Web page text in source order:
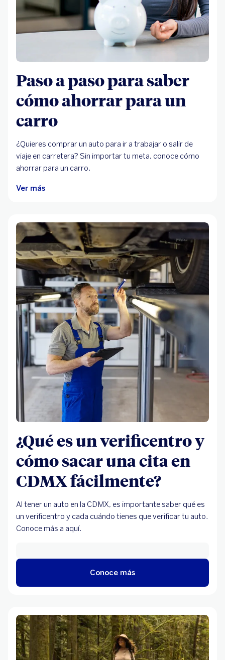
Paso a paso para saber
cómo ahorrar para un
carro
¿Quieres comprar un auto para ir a trabajar o salir de
viaje en carretera? Sin importar tu meta, conoce cómo
ahorrar para un carro.
Ver más
¿Qué es un verificentro y
cómo sacar una cita en
CDMX fácilmente?
Al tener un auto en la CDMX, es importante saber qué es
un verificentro y cada cuándo tienes que verificar tu auto.
Conoce más a aquí.
Conoce más